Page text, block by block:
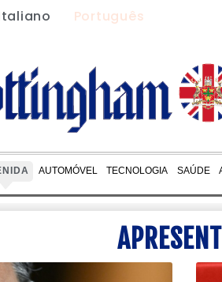
Português
AUTOMÓVEL TECNOLOGIA SAÚDE